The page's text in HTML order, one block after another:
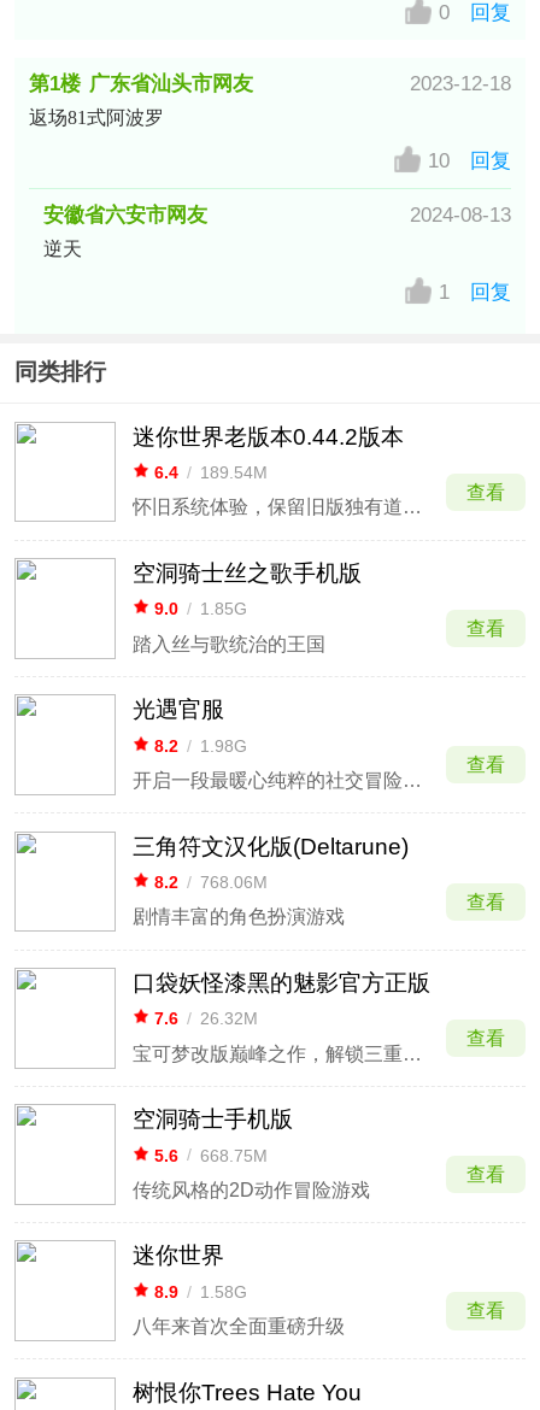
0 回复
第1楼 广东省汕头市网友 2023-12-18
返场81式阿波罗
10 回复
安徽省六安市网友 2024-08-13
逆天
1 回复
同类排行
迷你世界老版本0.44.2版本
6.4 / 189.54M
怀旧系统体验，保留旧版独有道具与机制。
查看
空洞骑士丝之歌手机版
9.0 / 1.85G
踏入丝与歌统治的王国
查看
光遇官服
8.2 / 1.98G
开启一段最暖心纯粹的社交冒险体验
查看
三角符文汉化版(Deltarune)
8.2 / 768.06M
剧情丰富的角色扮演游戏
查看
口袋妖怪漆黑的魅影官方正版
7.6 / 26.32M
宝可梦改版巅峰之作，解锁三重平宇宙冒险
查看
空洞骑士手机版
5.6 / 668.75M
传统风格的2D动作冒险游戏
查看
迷你世界
8.9 / 1.58G
八年来首次全面重磅升级
查看
树恨你Trees Hate You